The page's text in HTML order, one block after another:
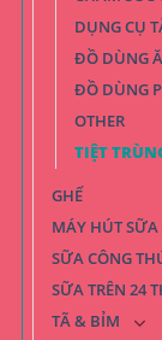
DỤNG CỤ
ĐỒ DÙNG
ĐỒ DÙNG
OTHER
TIỆT
GHẾ
MÁY HÚT SỮA
SỮA CÔNG
SỮA TRÊN 24
TÃ & BỈM